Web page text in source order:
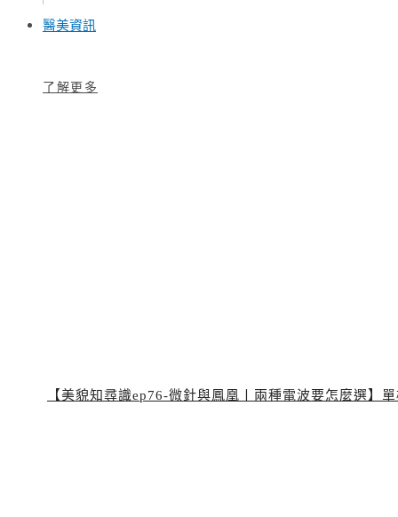
醫美資訊
了解更多
【美貌知尋識ep76-微針與鳳凰〡兩種電波要怎麼選】